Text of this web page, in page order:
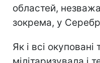
областей,
зокрема, у
Як і всі окуповані